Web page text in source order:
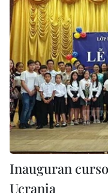
Inauguran
Ucrania